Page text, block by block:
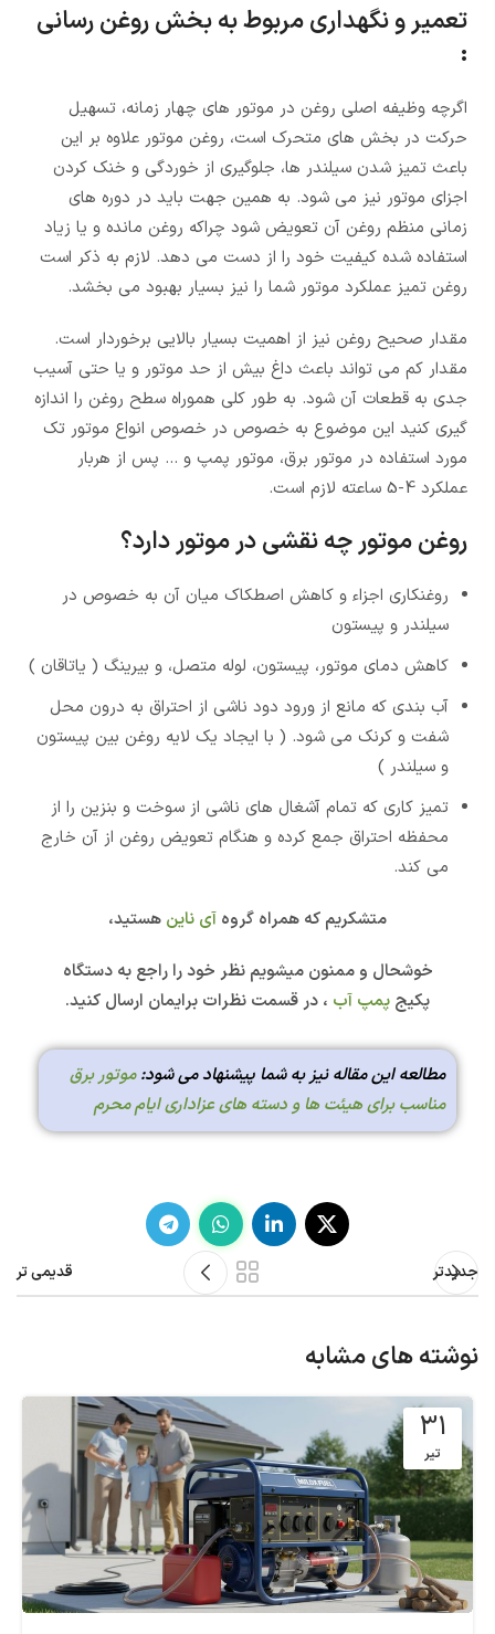
تعمیر و نگهداری مربوط به بخش روغن رسانی
:
اگرچه وظیفه اصلی روغن در موتور های چهار زمانه، تسهیل
حرکت در بخش های متحرک است، روغن موتور علاوه بر این
باعث تمیز شدن سیلندر ها، جلوگیری از خوردگی و خنک کردن
اجزای موتور نیز می شود. به همین جهت باید در دوره های
زمانی منظم روغن آن تعویض شود چراکه روغن مانده و یا زیاد
استفاده شده کیفیت خود را از دست می دهد. لازم به ذکر است
روغن تمیز عملکرد موتور شما را نیز بسیار بهبود می بخشد.
مقدار صحیح روغن نیز از اهمیت بسیار بالایی برخوردار است.
مقدار کم می تواند باعث داغ بیش از حد موتور و یا حتی آسیب
جدی به قطعات آن شود. به طور کلی هموراه سطح روغن را اندازه
گیری کنید این موضوع به خصوص در خصوص انواع موتور تک
مورد استفاده در موتور برق، موتور پمپ و ... پس از هربار
عملکرد 4-5 ساعته لازم است.
روغن موتور چه نقشی در موتور دارد؟
روغنکاری اجزاء و کاهش اصطکاک میان آن به خصوص در
سیلندر و پیستون
کاهش دمای موتور، پیستون، لوله متصل، و بیرینگ ( یاتاقان )
آب بندی که مانع از ورود دود ناشی از احتراق به درون محل
شفت و کرنک می شود. ( با ایجاد یک لایه روغن بین پیستون
و سیلندر )
تمیز کاری که تمام آشغال های ناشی از سوخت و بنزین را از
محفظه احتراق جمع کرده و هنگام تعویض روغن از آن خارج
می کند.
متشکریم که همراه گروه آی ناین هستید،
خوشحال و ممنون میشویم نظر خود را راجع به دستگاه
پکیج پمپ آب ، در قسمت نظرات برایمان ارسال کنید.
مطالعه این مقاله نیز به شما پیشنهاد می شود:موتور برق
مناسب برای هیئت ها و دسته های عزاداری ایام محرم
جدیدتر قدیمی تر
نوشته های مشابه
31
تیر